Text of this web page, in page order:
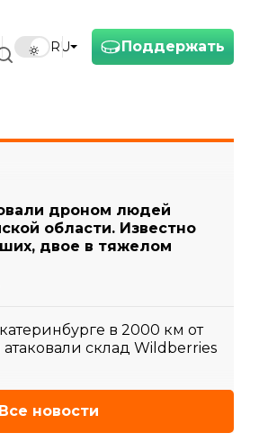
Поддержать
RU
дроном людей
области. Известно
двое в тяжелом
в 2000 км от
склад Wildberries
Все новости